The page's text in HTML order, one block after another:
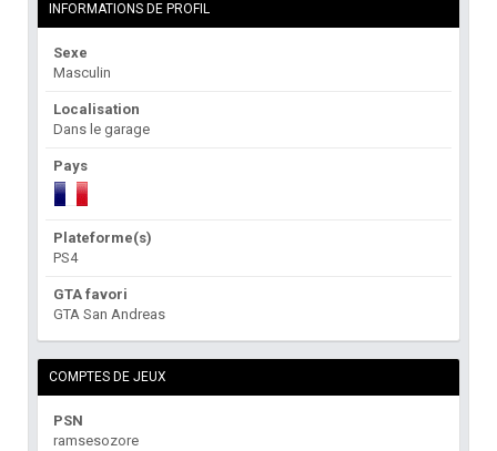
INFORMATIONS DE PROFIL
Sexe
Masculin
Localisation
Dans le garage
Pays
Plateforme(s)
PS4
GTA favori
GTA San Andreas
COMPTES DE JEUX
PSN
ramsesozore